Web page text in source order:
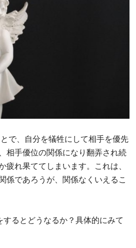
とで、自分を犠牲にして相手を優先
相手優位の関係になり翻弄され続
疲れ果ててしまいます。これは、
係であろうが、関係なくいえるこ
するとどうなるか？具体的にみて